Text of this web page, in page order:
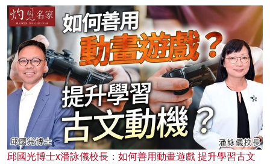
邱國光博士x潘詠儀校長：如何善用動畫遊戲 提升學習古文